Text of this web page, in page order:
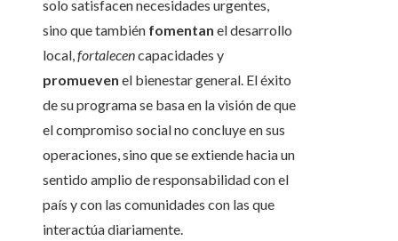
solo satisfacen necesidades urgentes,
sino que también fomentan el desarrollo
local,fortalecencapacidades y
promueven el bienestar general. El éxito
de su programa se basa en la visión de que
el compromiso social no concluye en sus
operaciones, sino que se extiende hacia un
sentido amplio de responsabilidad con el
país y con las comunidades con las que
interactúa diariamente.